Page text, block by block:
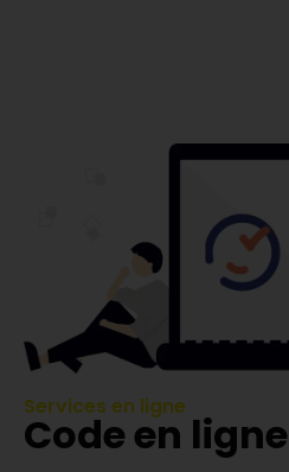
Services en ligne
Code en ligne